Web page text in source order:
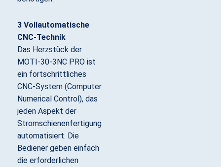
3 Vollautomatische
CNC-Technik
Das Herzstück der
MOTI-30-3NC PRO ist
ein fortschrittliches
CNC-System (Computer
Numerical Control), das
jeden Aspekt der
Stromschienenfertigung
automatisiert. Die
Bediener geben einfach
die erforderlichen